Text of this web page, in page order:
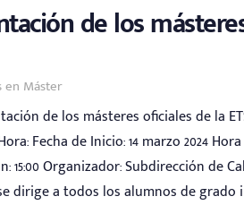
de los
en Máster
de los másteres oficiales de la
Fecha de Inicio: 14 marzo 2024
15:00 Organizador: Subdirección de
dirige a todos los alumnos de grado